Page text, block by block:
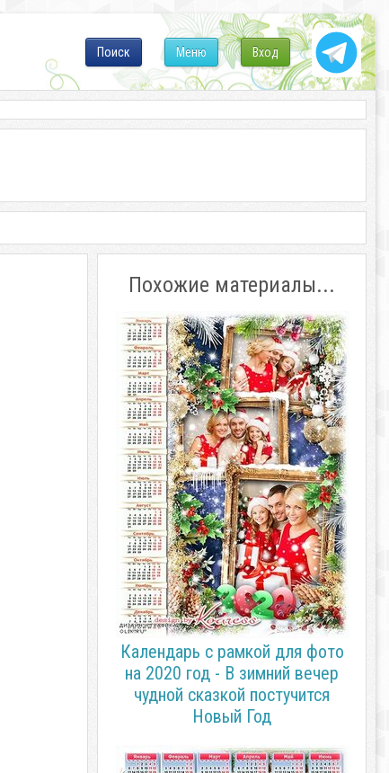
Вход
Меню
Поиск
Похожие материалы...
Календарь с рамкой для фото
на 2020 год - В зимний вечер
чудной сказкой постучится
Новый Год